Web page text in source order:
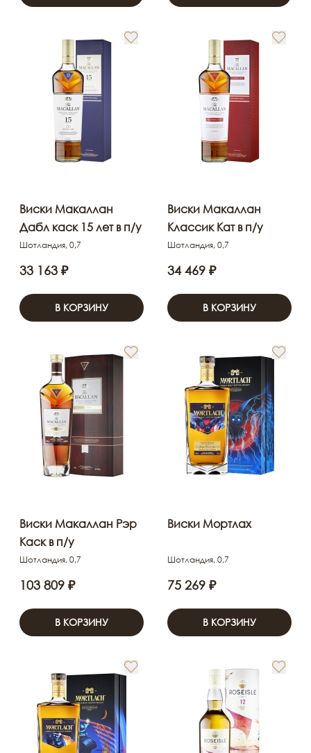
Виски Макаллан
Дабл каск 15 лет в п/у
Шотландия, 0,7
33 163 ₽
В КОРЗИНУ
Виски Макаллан
Классик Кат в п/у
Шотландия, 0,7
34 469 ₽
В КОРЗИНУ
Виски Макаллан Рэр
Каск в п/у
Шотландия, 0,7
103 809 ₽
В КОРЗИНУ
Виски Мортлах
Шотландия, 0,7
75 269 ₽
В КОРЗИНУ